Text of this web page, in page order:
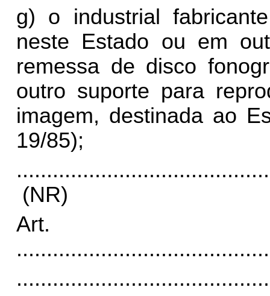
g) o industrial
neste Estado ou em
remessa de disco
outro suporte para
imagem, destinada ao
19/85);
(NR)
Art.